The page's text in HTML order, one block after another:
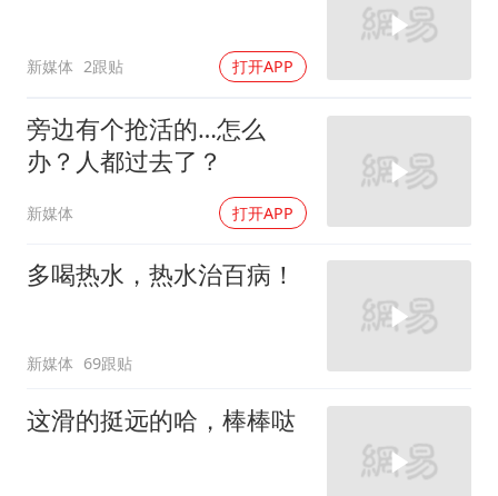
新媒体 2跟贴 打开APP
旁边有个抢活的…怎么
办？人都过去了？
新媒体 打开APP
多喝热水，热水治百病！
新媒体 69跟贴
这滑的挺远的哈，棒棒哒